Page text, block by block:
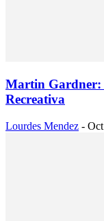
Martin Gardner:
Recreativa
Lourdes Mendez -